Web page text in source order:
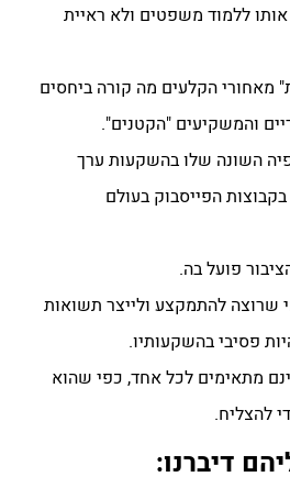
ללמוד משפטים ולא ראיית
מאחורי הקלעים מה קורה ביחסים
והמשקיעים "הקטנים".
השונה שלו בהשקעות ערך
הפייסבוק בעולם
פועל בה.
שרוצה להתמקצע ולייצר תשואות
פסיבי בהשקעותיו.
מתאימים לכל אחד, כפי שהוא
להצליח.
דיברנו: